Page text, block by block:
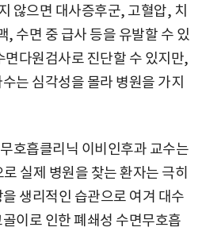
않으면 대사증후군, 고혈압, 치
, 수면 중 급사 등을 유발할 수 있
면다원검사로 진단할 수 있지만,
는 심각성을 몰라 병원을 가지
호흡클리닉 이비인후과 교수는
실제 병원을 찾는 환자는 극히
생리적인 습관으로 여겨 대수
이로 인한 폐쇄성 수면무호흡